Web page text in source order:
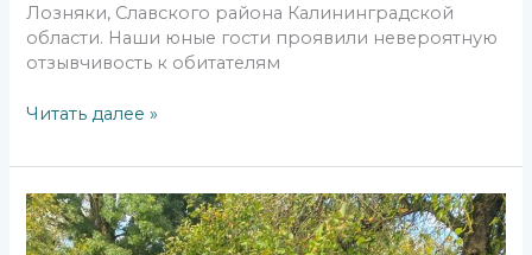
Лозняки, Славского района Калининградской
области. Наши юные гости проявили невероятную
отзывчивость к обитателям
Читать далее »
12
октября